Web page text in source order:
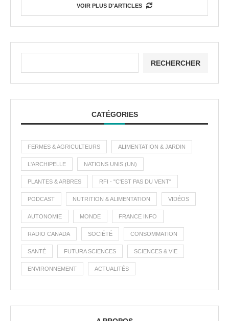
VOIR PLUS D'ARTICLES
RECHERCHER
CATÉGORIES
FERMES & AGRICULTEURS ALIMENTATION & JARDIN
L'ARCHIPELLE NATIONS UNIS (UN)
PLANTES & ARBRES RFI - "C'EST PAS DU VENT"
PODCAST NUTRITION & ALIMENTATION VIDÉOS
AUTONOMIE MONDE FRANCE INFO
RADIO CANADA SOCIÉTÉ CONSOMMATION
SANTÉ FUTURA SCIENCES SCIENCES & VIE
ENVIRONNEMENT ACTUALITÉS